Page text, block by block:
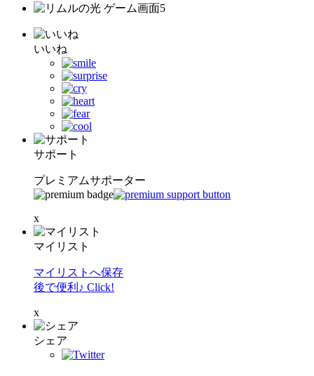
いいね
サポート
プレミアムサポーター
x
マイリスト
マイリストへ保存
後で便利♪ Click!
x
シェア